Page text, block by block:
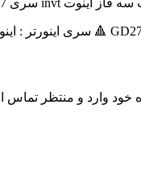
خود وارد و منتظر